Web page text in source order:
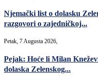
Njemački list o dolasku
razgovori o zajedničkoj...
Petak, 7 Augusta 2026,
Pejak: Hoće li Milan
dolaska Zelenskog...